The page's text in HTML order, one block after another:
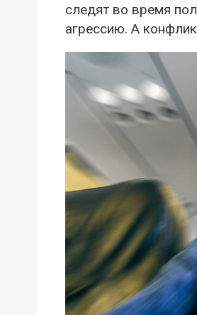
следят во время
агрессию. А